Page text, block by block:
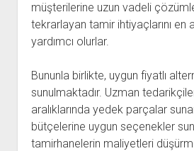
müşterilerine uzun vadeli
tekrarlayan tamir ihtiyaçlarını en
yardımcı olurlar.
Bununla birlikte, uygun fiyatlı
sunulmaktadır. Uzman
aralıklarında yedek parçalar
bütçelerine uygun seçenekler
tamirhanelerin maliyetleri